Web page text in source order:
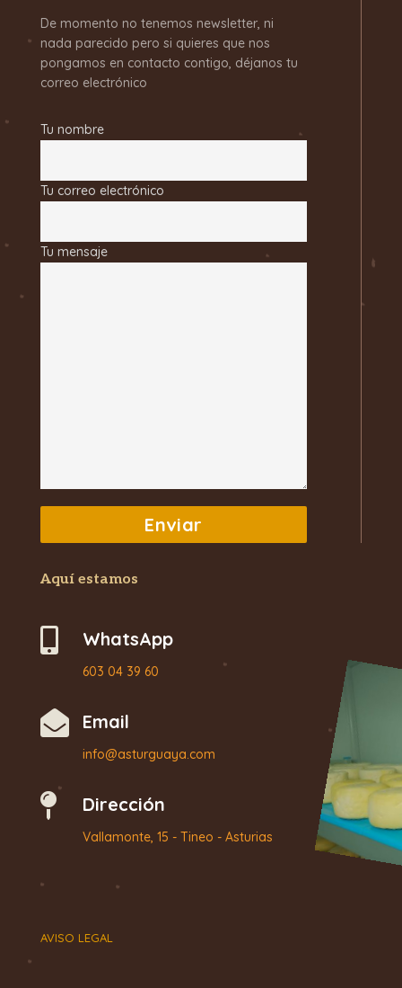
De momento no tenemos newsletter, ni
nada parecido pero si quieres que nos
pongamos en contacto contigo, déjanos tu
correo electrónico
Tu nombre
Tu correo electrónico
Tu mensaje
Aquí estamos
 WhatsApp
603 04 39 60
 Email
info@asturguaya.com
 Dirección
Vallamonte, 15 - Tineo - Asturias
AVISO LEGAL